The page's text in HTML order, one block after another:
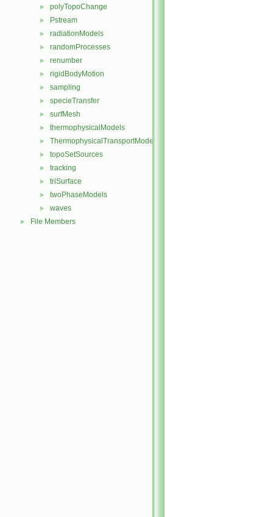
► polyTopoChange
► Pstream
► radiationModels
► randomProcesses
► renumber
► rigidBodyMotion
► sampling
► specieTransfer
► surfMesh
► thermophysicalModels
► ThermophysicalTransportModels
► topoSetSources
► tracking
► triSurface
► twoPhaseModels
► waves
► File Members